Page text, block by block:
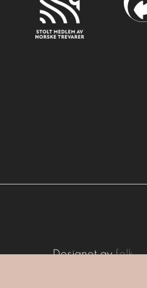
Designet avfolk.